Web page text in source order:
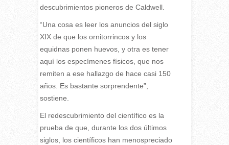
descubrimientos pioneros de Caldwell.
“Una cosa es leer los anuncios del siglo
XIX de que los ornitorrincos y los
equidnas ponen huevos, y otra es tener
aquí los especímenes físicos, que nos
remiten a ese hallazgo de hace casi 150
años. Es bastante sorprendente”,
sostiene.
El redescubrimiento del científico es la
prueba de que, durante los dos últimos
siglos, los científicos han menospreciado